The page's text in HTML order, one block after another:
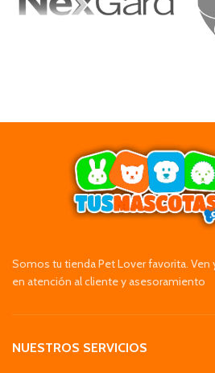
Somos tu tienda Pet Lover favorita. Ven
en atención al cliente y asesoramiento
NUESTROS SERVICIOS